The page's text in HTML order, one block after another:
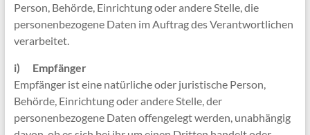
Person, Behörde, Einrichtung oder andere Stelle, die
personenbezogene Daten im Auftrag des Verantwortlichen
verarbeitet.
i) Empfänger
Empfänger ist eine natürliche oder juristische Person,
Behörde, Einrichtung oder andere Stelle, der
personenbezogene Daten offengelegt werden, unabhängig